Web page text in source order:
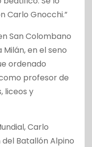
Carlo Gnocchi.”
San Colombano
en el seno
ordenado
profesor de
liceos y
Carlo
Batallón Alpino